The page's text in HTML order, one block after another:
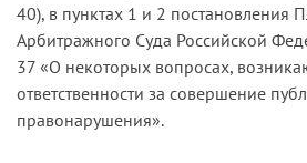
40), в пунктах 1 и 2 постановления
Арбитражного Суда Российской
37 «О некоторых вопросах,
ответственности за совершение
правонарушения».